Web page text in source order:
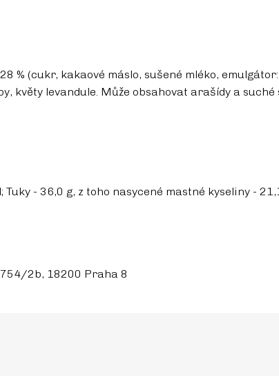
% (cukr, kakaové máslo, sušené mléko,
květy levandule. Může obsahovat arašídy a suché
- 36,0 g, z toho nasycené mastné kyseliny -
754/2b, 18200 Praha 8